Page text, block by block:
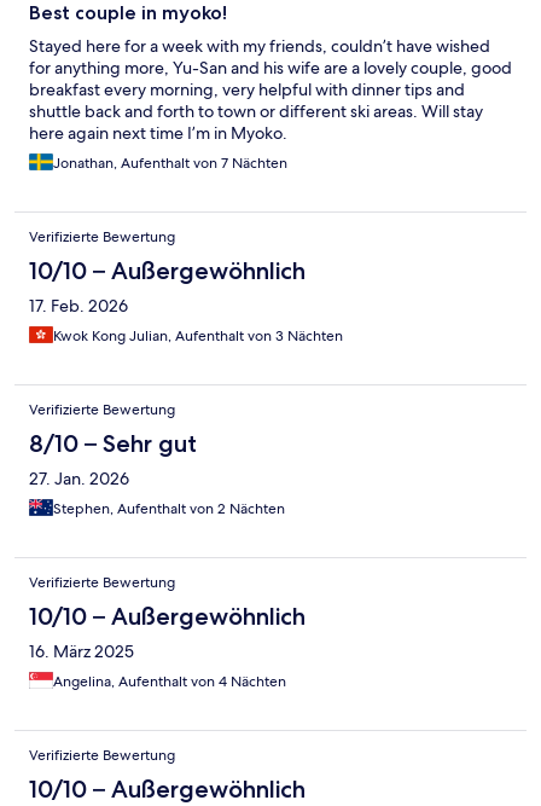
Best couple in myoko!
Stayed here for a week with my friends, couldn’t have wished
for anything more, Yu-San and his wife are a lovely couple, good
breakfast every morning, very helpful with dinner tips and
shuttle back and forth to town or different ski areas. Will stay
here again next time I’m in Myoko.
Jonathan, Aufenthalt von 7 Nächten
Verifizierte Bewertung
10/10 – Außergewöhnlich
17. Feb. 2026
Kwok Kong Julian, Aufenthalt von 3 Nächten
Verifizierte Bewertung
8/10 – Sehr gut
27. Jan. 2026
Stephen, Aufenthalt von 2 Nächten
Verifizierte Bewertung
10/10 – Außergewöhnlich
16. März 2025
Angelina, Aufenthalt von 4 Nächten
Verifizierte Bewertung
10/10 – Außergewöhnlich